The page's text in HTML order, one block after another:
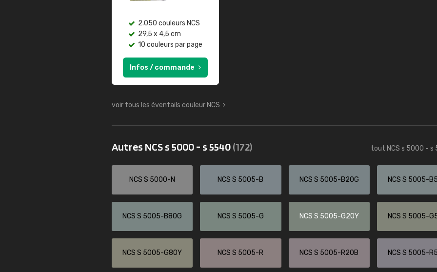
2.050 couleurs NCS
29,5 x 4,5 cm
10 couleurs par page
Infos / commande
voir tous les éventails couleur NCS
Autres NCS s 5000 - s 5540(172) tout NCS s 5000 - s
NCS S 5000-N NCS S 5005-B NCS S 5005-B20G NCS S 5005-
NCS S 5005-B80G NCS S 5005-G NCS S 5005-G20Y NCS S 5005-
NCS S 5005-G80Y NCS S 5005-R NCS S 5005-R20B NCS S 5005-